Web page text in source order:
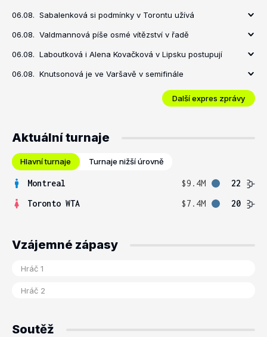
06.08. Sabalenková si podmínky v Torontu užívá
06.08. Valdmannová píše osmé vítězství v řadě
06.08. Laboutková i Alena Kovačková v Lipsku postupují
06.08. Knutsonová je ve Varšavě v semifinále
Další expres zprávy
Aktuální turnaje
Hlavní turnaje Turnaje nižší úrovně
Montreal $9.4M
22
Toronto WTA
$7.4M 20
Vzájemné zápasy
Soutěž